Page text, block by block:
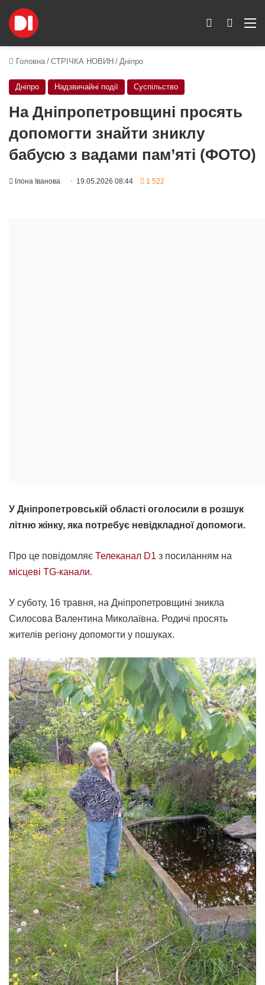
Пошук
Switch skin
Головна / СТРІЧКА НОВИН / Дніпро
Дніпро Надзвичайні події Суспільство
На Дніпропетровщині просять
допомогти знайти зниклу
бабусю з вадами пам’яті (ФОТО)
Ілона Іванова 19.05.2026 08:44 1 522
У Дніпропетровській області оголосили в розшук
літню жінку, яка потребує невідкладної допомоги.
Про це повідомляє Телеканал D1 з посиланням на
місцеві TG-канали.
У суботу, 16 травня, на Дніпропетровщині зникла
Силосова Валентина Миколаївна. Родичі просять
жителів регіону допомогти у пошуках.